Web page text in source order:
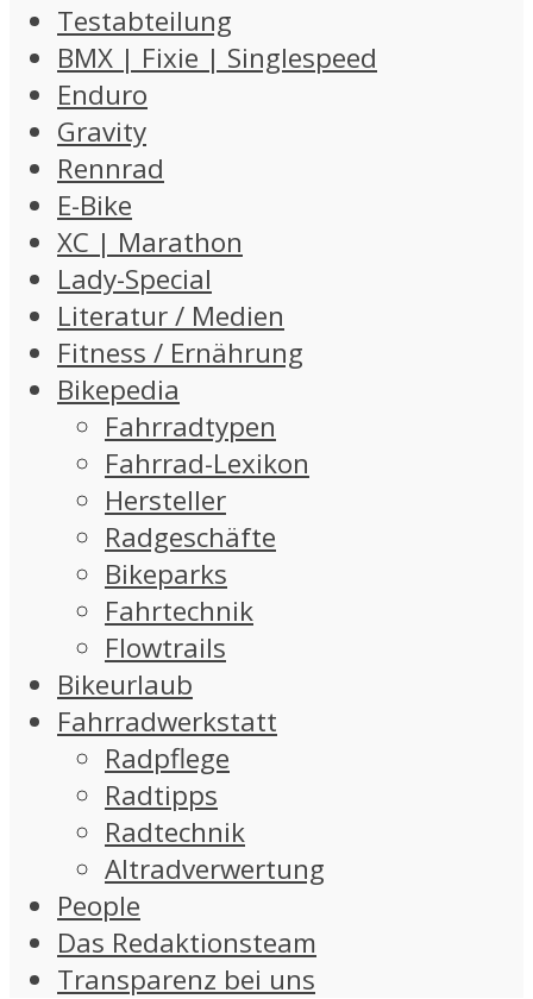
Testabteilung
BMX | Fixie | Singlespeed
Enduro
Gravity
Rennrad
E-Bike
XC | Marathon
Lady-Special
Literatur / Medien
Fitness / Ernährung
Bikepedia
Fahrradtypen
Fahrrad-Lexikon
Hersteller
Radgeschäfte
Bikeparks
Fahrtechnik
Flowtrails
Bikeurlaub
Fahrradwerkstatt
Radpflege
Radtipps
Radtechnik
Altradverwertung
People
Das Redaktionsteam
Transparenz bei uns